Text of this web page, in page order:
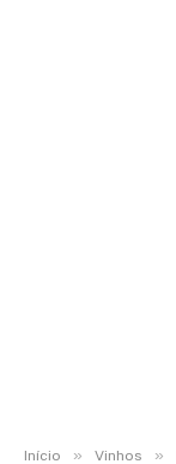
Início » Vinhos »